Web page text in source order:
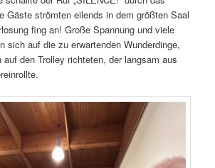
Gäste strömten eilends in dem größten Saal
fing an! Große Spannung und viele
sich auf die zu erwartenden Wunderdinge,
den Trolley richteten, der langsam aus